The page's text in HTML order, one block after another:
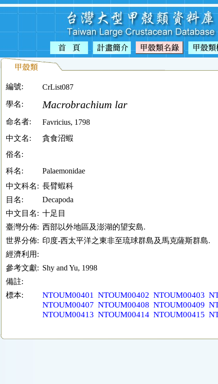
編號: CrList087
學名: Macrobrachium lar
命名者:
Favricius, 1798
中文名:
貪食沼蝦
俗名:
科名:
Palaemonidae
中文科名: 長臂蝦科
目名:
Decapoda
中文目名: 十足目
臺灣分佈: 西部以外地區及澎湖的望安島.
世界分佈: 印度-西太平洋之東非至琉球群島及馬克薩斯群島.
經濟利用:
參考文獻: Shy and Yu, 1998
備註:
標本:
NTOUM00401 NTOUM00402 NTOUM00403
NTOUM00407 NTOUM00408 NTOUM00409
NTOUM00413 NTOUM00414 NTOUM00415